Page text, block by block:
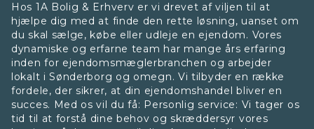
Hos 1A Bolig & Erhverv er vi drevet af viljen til at
hjælpe dig med at finde den rette løsning, uanset om
du skal sælge, købe eller udleje en ejendom. Vores
dynamiske og erfarne team har mange års erfaring
inden for ejendomsmæglerbranchen og arbejder
lokalt i Sønderborg og omegn. Vi tilbyder en række
fordele, der sikrer, at din ejendomshandel bliver en
succes. Med os vil du få: Personlig service: Vi tager os
tid til at forstå dine behov og skræddersyr vores